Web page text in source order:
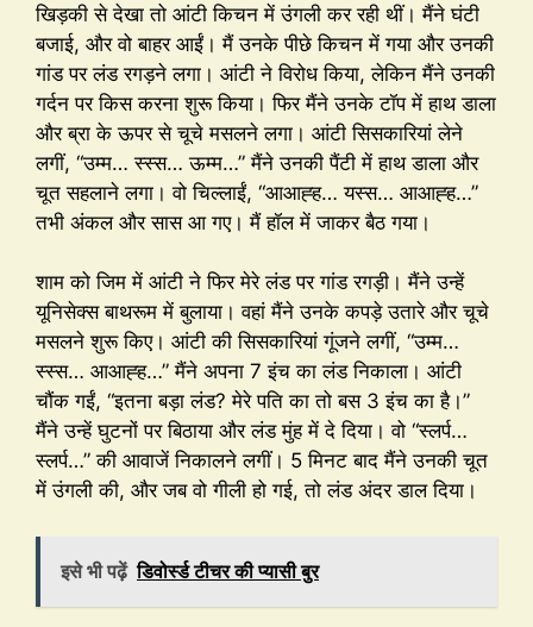
खिड़की से देखा तो आंटी किचन में उंगली कर रही थीं। मैंने घंटी
बजाई, और वो बाहर आईं। मैं उनके पीछे किचन में गया और उनकी
गांड पर लंड रगड़ने लगा। आंटी ने विरोध किया, लेकिन मैंने उनकी
गर्दन पर किस करना शुरू किया। फिर मैंने उनके टॉप में हाथ डाला
और ब्रा के ऊपर से चूचे मसलने लगा। आंटी सिसकारियां लेने
लगीं, “उम्म… स्स्स… ऊम्म…” मैंने उनकी पैंटी में हाथ डाला और
चूत सहलाने लगा। वो चिल्लाईं, “आआह्ह… यस्स… आआह्ह…”
तभी अंकल और सास आ गए। मैं हॉल में जाकर बैठ गया।
शाम को जिम में आंटी ने फिर मेरे लंड पर गांड रगड़ी। मैंने उन्हें
यूनिसेक्स बाथरूम में बुलाया। वहां मैंने उनके कपड़े उतारे और चूचे
मसलने शुरू किए। आंटी की सिसकारियां गूंजने लगीं, “उम्म…
स्स्स… आआह्ह…” मैंने अपना 7 इंच का लंड निकाला। आंटी
चौंक गईं, “इतना बड़ा लंड? मेरे पति का तो बस 3 इंच का है।”
मैंने उन्हें घुटनों पर बिठाया और लंड मुंह में दे दिया। वो “स्लर्प…
स्लर्प…” की आवाजें निकालने लगीं। 5 मिनट बाद मैंने उनकी चूत
में उंगली की, और जब वो गीली हो गई, तो लंड अंदर डाल दिया।
इसे भी पढ़ें डिवोर्स्ड टीचर की प्यासी बुर